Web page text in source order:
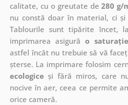
calitate, cu o greutate de280 g/
nu constă doar în material, ci
Tablourile sunt tipărite încet,
imprimarea asigurăo
astfel încât nu trebuie să vă
șterse. La imprimare folosim
ecologiceși fără miros, care
nocive în aer, ceea ce permite
orice cameră.